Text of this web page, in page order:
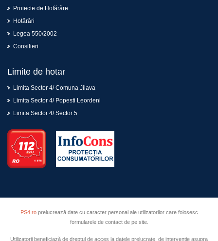
Proiecte de Hotărâre
Hotărâri
Legea 550/2002
Consilieri
Limite de hotar
Limita Sector 4/ Comuna Jilava
Limita Sector 4/ Popesti Leordeni
Limita Sector 4/ Sector 5
PS4.roprelucrează date cu caracter personal ale utilizatorilor care folosesc
formularele de contact de pe site.
Utilizatorii beneficiază de dreptul de acces la datele prelucrate, de intervenţie asupra